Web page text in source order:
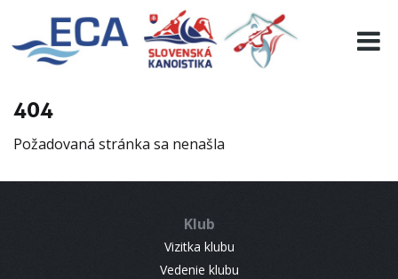
404
Požadovaná stránka sa nenašla
Klub
Vizitka klubu
Vedenie klubu
EURO 19
INFO
RESULTS
CONTACT